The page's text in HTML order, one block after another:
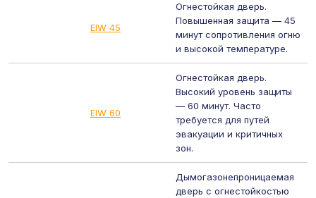
EIW 45
Огнестойкая дверь.
Повышенная защита — 45
минут сопротивления огню
и высокой температуре.
EIW 60
Огнестойкая дверь.
Высокий уровень защиты
— 60 минут. Часто
требуется для путей
эвакуации и критичных
зон.
Дымогазонепроницаемая
дверь с огнестойкостью